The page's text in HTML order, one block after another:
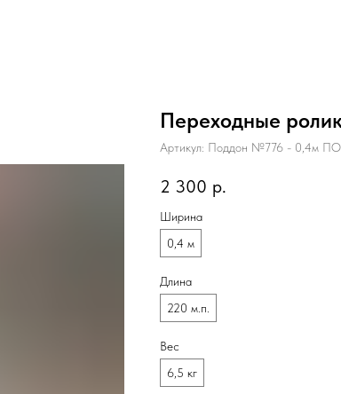
Переходные
Артикул: Поддон №776 - 0,4м ПО
2 300 р.
Ширина
0,4 м
Длина
220 м.п.
Вес
6,5 кг